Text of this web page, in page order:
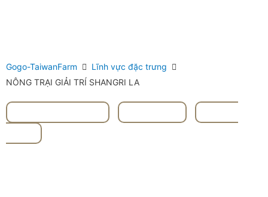
Gogo-TaiwanFarm
Lĩnh vực đặc trưng
NÔNG TRẠI GIẢI TRÍ SHANGRI LA